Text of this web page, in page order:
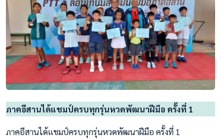
ภาคอีสานได้แชมป์ครบทุกรุ่นหวดพัฒนาฝีมือ ครั้งที่ 1
ภาคอีสานได้แชมป์ครบทุกรุ่นหวดพัฒนาฝีมือ ครั้งที่ 1